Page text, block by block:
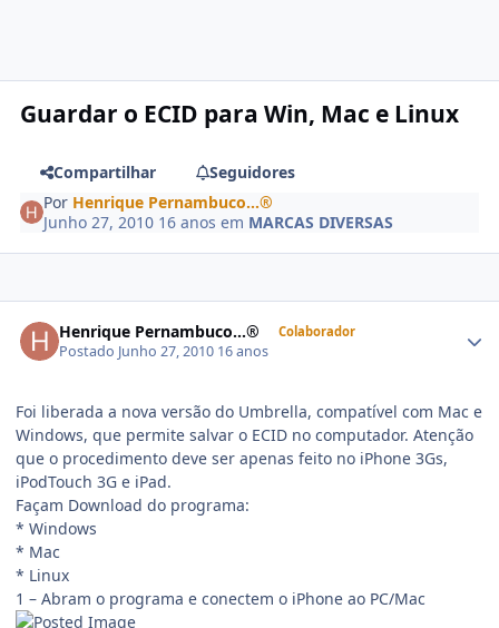
Guardar o ECID para Win, Mac e Linux
Compartilhar
Seguidores
Por Henrique Pernambuco...®
Junho 27, 2010 16 anos em MARCAS DIVERSAS
Henrique Pernambuco...® Colaborador
Postado Junho 27, 2010 16 anos
Foi liberada a nova versão do Umbrella, compatível com Mac e
Windows, que permite salvar o ECID no computador. Atenção
que o procedimento deve ser apenas feito no iPhone 3Gs,
iPodTouch 3G e iPad.
Façam Download do programa:
* Windows
* Mac
* Linux
1 – Abram o programa e conectem o iPhone ao PC/Mac